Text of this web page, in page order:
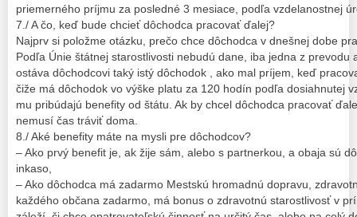
priemerného príjmu za posledné 3 mesiace, podľa vzdelanostnej
7./ A čo, keď bude chcieť dôchodca pracovať ďalej?
Najprv si položme otázku, prečo chce dôchodca v dnešnej dobe
Podľa Únie štátnej starostlivosti nebudú dane, iba jedna z prevodu
ostáva dôchodcovi taký istý dôchodok , ako mal príjem, keď
čiže má dôchodok vo výške platu za 120 hodín podľa dosiahnutej
mu pribúdajú benefity od štátu. Ak by chcel dôchodca pracovať
nemusí čas tráviť doma.
8./ Aké benefity máte na mysli pre dôchodcov?
– Ako prvý benefit je, ak žije sám, alebo s partnerkou, a obaja sú
inkaso,
– Ako dôchodca má zadarmo Mestskú hromadnú dopravu,
každého občana zadarmo, má bonus o zdravotnú starostlivosť v